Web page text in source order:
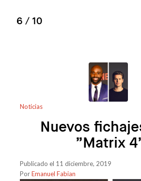
6 / 10
Noticias
Nuevos
”Matrix
Publicado el 11 diciembre, 2019
PorEmanuel Fabian